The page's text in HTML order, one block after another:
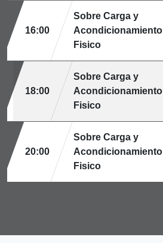
16:00
Sobre Carga y
Acondicionamiento
Fisico
18:00
Sobre Carga y
Acondicionamiento
Fisico
20:00
Sobre Carga y
Acondicionamiento
Fisico